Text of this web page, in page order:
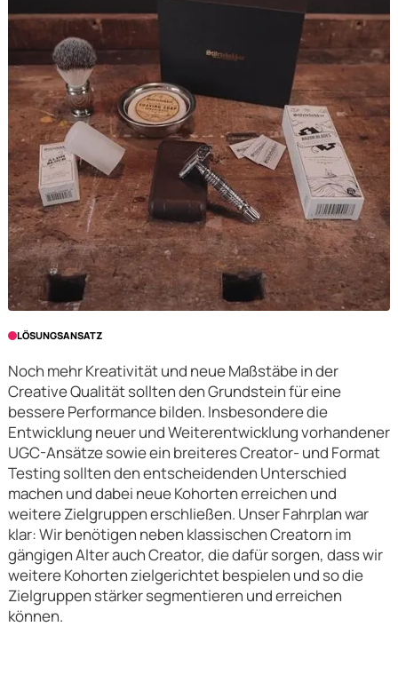
LÖSUNGSANSATZ
Noch mehr Kreativität und neue Maßstäbe in der
Creative Qualität sollten den Grundstein für eine
bessere Performance bilden. Insbesondere die
Entwicklung neuer und Weiterentwicklung vorhandener
UGC-Ansätze sowie ein breiteres Creator- und Format
Testing sollten den entscheidenden Unterschied
machen und dabei neue Kohorten erreichen und
weitere Zielgruppen erschließen. Unser Fahrplan war
klar: Wir benötigen neben klassischen Creatorn im
gängigen Alter auch Creator, die dafür sorgen, dass wir
weitere Kohorten zielgerichtet bespielen und so die
Zielgruppen stärker segmentieren und erreichen
können.